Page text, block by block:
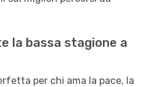
la bassa stagione a
per chi ama la pace, la